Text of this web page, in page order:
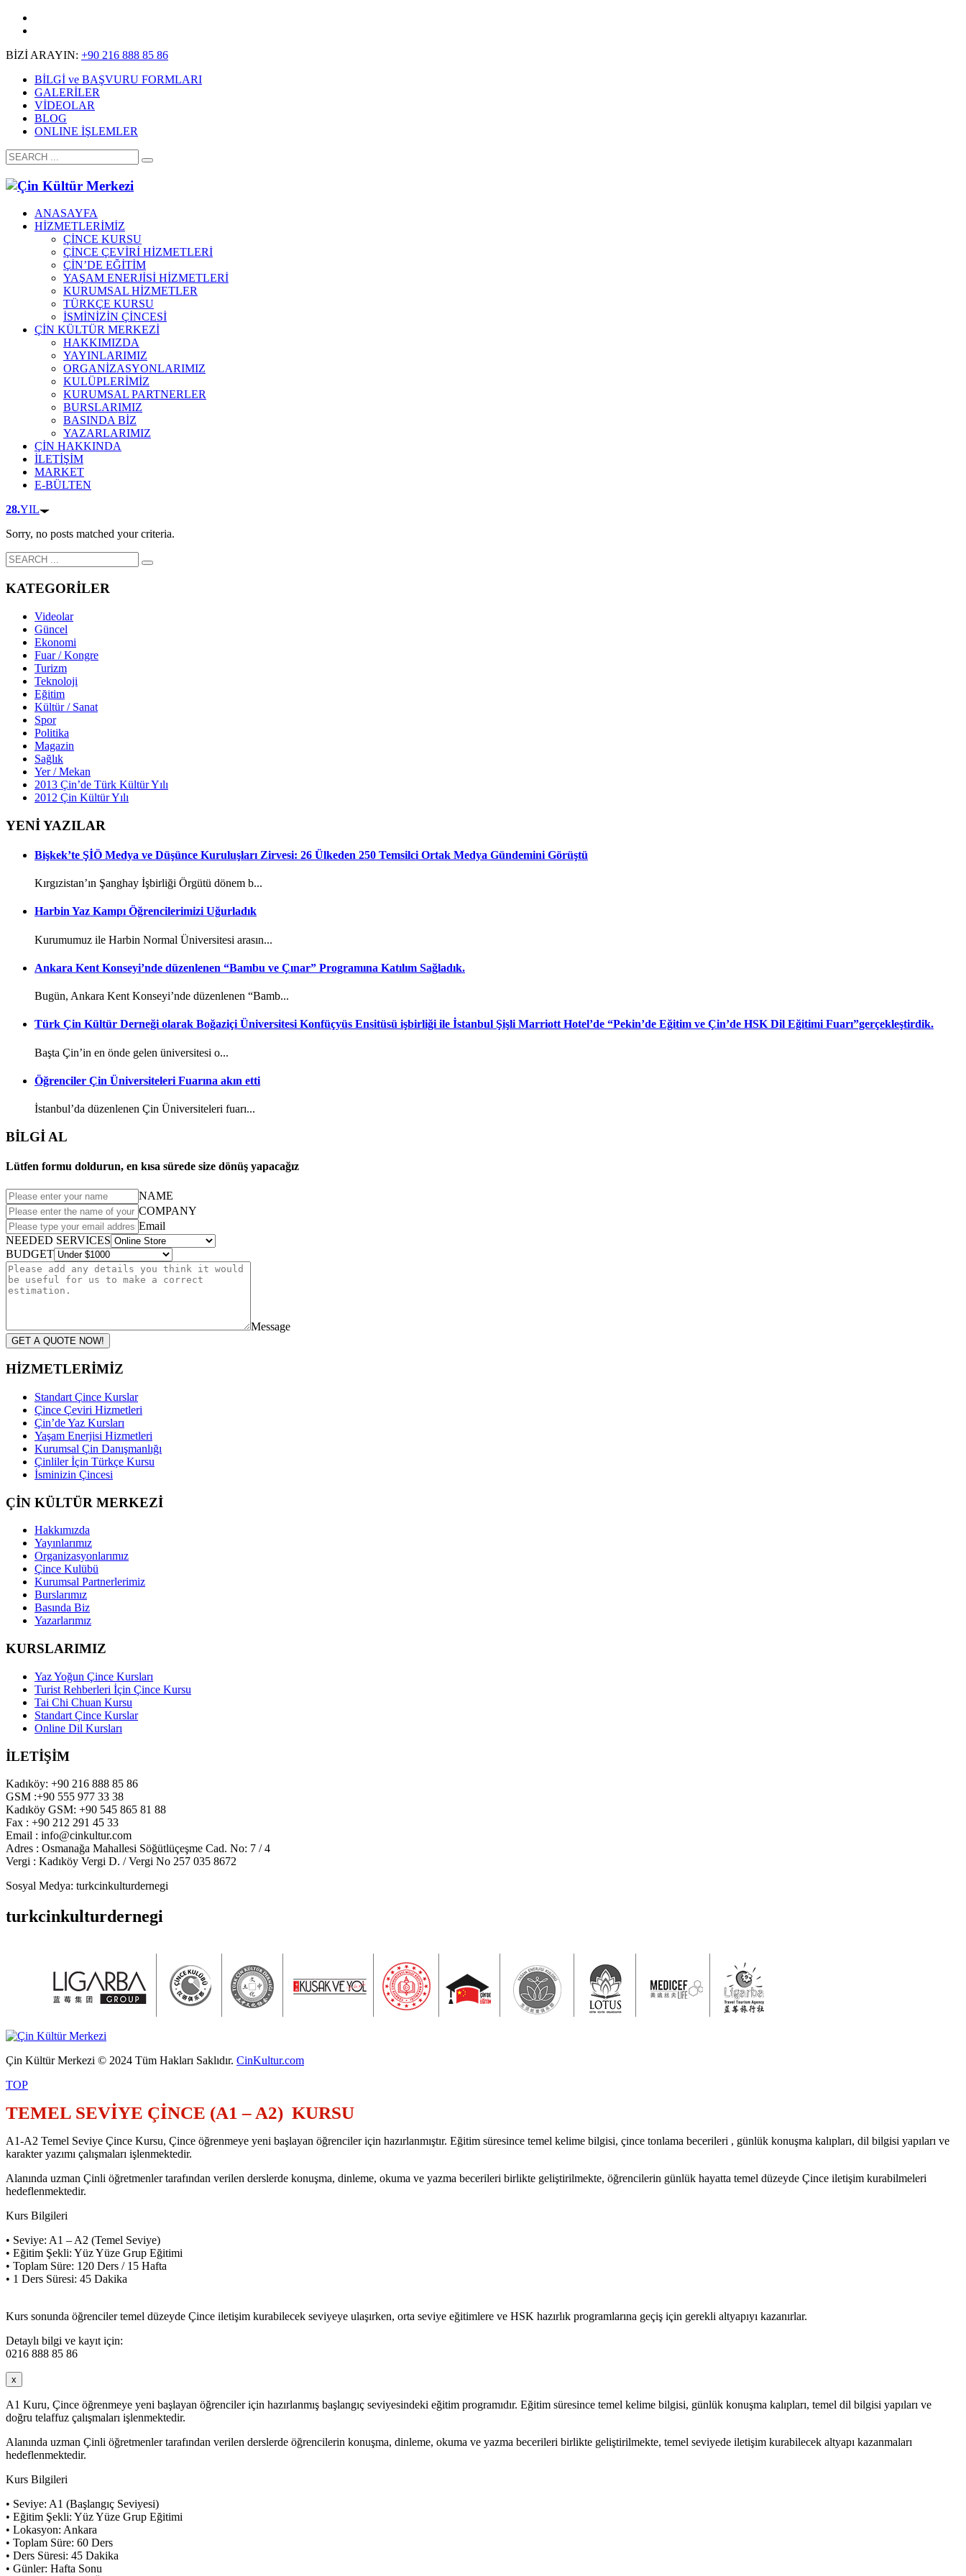
BİZİ ARAYIN: +90 216 888 85 86
BİLGİ ve BAŞVURU FORMLARI
GALERİLER
VİDEOLAR
BLOG
ONLINE İŞLEMLER
ANASAYFA
HİZMETLERİMİZ
ÇİNCE KURSU
ÇİNCE ÇEVİRİ HİZMETLERİ
ÇİN’DE EĞİTİM
YAŞAM ENERJİSİ HİZMETLERİ
KURUMSAL HİZMETLER
TÜRKÇE KURSU
İSMİNİZİN ÇİNCESİ
ÇİN KÜLTÜR MERKEZİ
HAKKIMIZDA
YAYINLARIMIZ
ORGANİZASYONLARIMIZ
KULÜPLERİMİZ
KURUMSAL PARTNERLER
BURSLARIMIZ
BASINDA BİZ
YAZARLARIMIZ
ÇİN HAKKINDA
İLETİŞİM
MARKET
E-BÜLTEN
28.YIL
Sorry, no posts matched your criteria.
KATEGORİLER
Videolar
Güncel
Ekonomi
Fuar / Kongre
Turizm
Teknoloji
Eğitim
Kültür / Sanat
Spor
Politika
Magazin
Sağlık
Yer / Mekan
2013 Çin’de Türk Kültür Yılı
2012 Çin Kültür Yılı
YENİ YAZILAR
Bişkek’te ŞİÖ Medya ve Düşünce Kuruluşları Zirvesi: 26 Ülkeden 250 Temsilci Ortak Medya Gündemini Görüştü
Kırgızistan’ın Şanghay İşbirliği Örgütü dönem b...
Harbin Yaz Kampı Öğrencilerimizi Uğurladık
Kurumumuz ile Harbin Normal Üniversitesi arasın...
Ankara Kent Konseyi’nde düzenlenen “Bambu ve Çınar” Programına Katılım Sağladık.
Bugün, Ankara Kent Konseyi’nde düzenlenen “Bamb...
Türk Çin Kültür Derneği olarak Boğaziçi Üniversitesi Konfüçyüs Ensitüsü işbirliği ile İstanbul Şişli Marriott Hotel’de “Pekin’de Eğitim ve Çin’de HSK Dil Eğitimi Fuarı”gerçekleştirdik.
Başta Çin’in en önde gelen üniversitesi o...
Öğrenciler Çin Üniversiteleri Fuarına akın etti
İstanbul’da düzenlenen Çin Üniversiteleri fuarı...
BİLGİ AL
Lütfen formu doldurun, en kısa sürede size dönüş yapacağız
NAME
COMPANY
Email
NEEDED SERVICES
BUDGET
Message
GET A QUOTE NOW!
HİZMETLERİMİZ
Standart Çince Kurslar
Çince Çeviri Hizmetleri
Çin’de Yaz Kursları
Yaşam Enerjisi Hizmetleri
Kurumsal Çin Danışmanlığı
Çinliler İçin Türkçe Kursu
İsminizin Çincesi
ÇİN KÜLTÜR MERKEZİ
Hakkımızda
Yayınlarımız
Organizasyonlarımız
Çince Kulübü
Kurumsal Partnerlerimiz
Burslarımız
Basında Biz
Yazarlarımız
KURSLARIMIZ
Yaz Yoğun Çince Kursları
Turist Rehberleri İçin Çince Kursu
Tai Chi Chuan Kursu
Standart Çince Kurslar
Online Dil Kursları
İLETİŞİM
Kadıköy: +90 216 888 85 86
GSM :+90 555 977 33 38
Kadıköy GSM: +90 545 865 81 88
Fax : +90 212 291 45 33
Email : info@cinkultur.com
Adres : Osmanağa Mahallesi Söğütlüçeşme Cad. No: 7 / 4
Vergi : Kadıköy Vergi D. / Vergi No 257 035 8672
Sosyal Medya: turkcinkulturdernegi
turkcinkulturdernegi
Çin Kültür Merkezi © 2024 Tüm Hakları Saklıdır. CinKultur.com
TOP
TEMEL SEVİYE ÇİNCE (A1 – A2) KURSU
A1-A2 Temel Seviye Çince Kursu, Çince öğrenmeye yeni başlayan öğrenciler için hazırlanmıştır. Eğitim süresince temel kelime bilgisi, çince tonlama becerileri , günlük konuşma kalıpları, dil bilgisi yapıları ve
karakter yazımı çalışmaları işlenmektedir.
Alanında uzman Çinli öğretmenler tarafından verilen derslerde konuşma, dinleme, okuma ve yazma becerileri birlikte geliştirilmekte, öğrencilerin günlük hayatta temel düzeyde Çince iletişim kurabilmeleri
hedeflenmektedir.
Kurs Bilgileri
• Seviye: A1 – A2 (Temel Seviye)
• Eğitim Şekli: Yüz Yüze Grup Eğitimi
• Toplam Süre: 120 Ders / 15 Hafta
• 1 Ders Süresi: 45 Dakika
Kurs sonunda öğrenciler temel düzeyde Çince iletişim kurabilecek seviyeye ulaşırken, orta seviye eğitimlere ve HSK hazırlık programlarına geçiş için gerekli altyapıyı kazanırlar.
Detaylı bilgi ve kayıt için:
0216 888 85 86
x
A1 Kuru, Çince öğrenmeye yeni başlayan öğrenciler için hazırlanmış başlangıç seviyesindeki eğitim programıdır. Eğitim süresince temel kelime bilgisi, günlük konuşma kalıpları, temel dil bilgisi yapıları ve
doğru telaffuz çalışmaları işlenmektedir.
Alanında uzman Çinli öğretmenler tarafından verilen derslerde öğrencilerin konuşma, dinleme, okuma ve yazma becerileri birlikte geliştirilmekte, temel seviyede iletişim kurabilecek altyapı kazanmaları
hedeflenmektedir.
Kurs Bilgileri
• Seviye: A1 (Başlangıç Seviyesi)
• Eğitim Şekli: Yüz Yüze Grup Eğitimi
• Lokasyon: Ankara
• Toplam Süre: 60 Ders
• Ders Süresi: 45 Dakika
• Günler: Hafta Sonu